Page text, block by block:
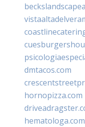
dmtacos.com
hornopizza.com
hematologa.com